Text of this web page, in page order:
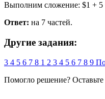
Выполним сложение: $1 + 5
Ответ: на 7 частей.
Другие задания:
3 4 5 6 7 8 1 2 3 4 5 6 7 8 9
Помогло решение? Оставьте